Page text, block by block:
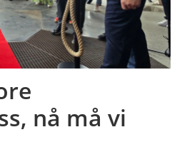
nå må vi